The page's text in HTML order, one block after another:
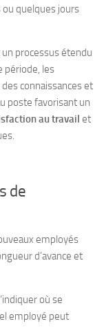
quelques jours
un processus étendu
période, les
connaissances et
poste favorisant un
au travail et
de
employés
d’avance et
où se
employé peut